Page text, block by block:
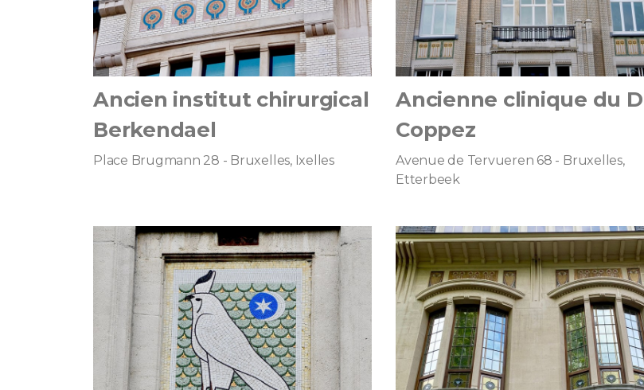
Ancien institut chirurgical
Berkendael
Place Brugmann 28 - Bruxelles, Ixelles
Ancienne clinique du
Coppez
Avenue de Tervueren 68 - Bruxelles,
Etterbeek